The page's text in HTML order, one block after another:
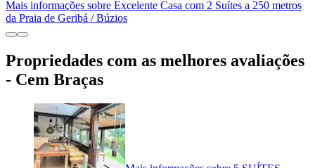
Mais informações sobre Excelente Casa com 2 Suítes a 250 metros
da Praia de Geribá / Búzios
Propriedades com as melhores avaliações
- Cem Braças